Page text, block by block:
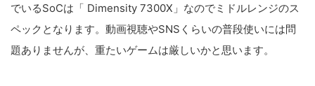
でいるSoCは「 Dimensity 7300X 」なのでミドルレンジのス
ペックとなります。動画視聴やSNSくらいの普段使いには問
題ありませんが、重たいゲームは厳しいかと思います。